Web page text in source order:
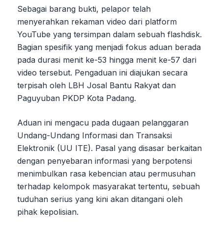
Sebagai barang bukti, pelapor telah
menyerahkan rekaman video dari platform
YouTube yang tersimpan dalam sebuah flashdisk.
Bagian spesifik yang menjadi fokus aduan berada
pada durasi menit ke-53 hingga menit ke-57 dari
video tersebut. Pengaduan ini diajukan secara
terpisah oleh LBH Josal Bantu Rakyat dan
Paguyuban PKDP Kota Padang.
Aduan ini mengacu pada dugaan pelanggaran
Undang-Undang Informasi dan Transaksi
Elektronik (UU ITE). Pasal yang disasar berkaitan
dengan penyebaran informasi yang berpotensi
menimbulkan rasa kebencian atau permusuhan
terhadap kelompok masyarakat tertentu, sebuah
tuduhan serius yang kini akan ditangani oleh
pihak kepolisian.